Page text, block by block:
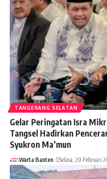
TANGERANG SELATAN
Gelar Peringatan Isra
Tangsel Hadirkan
Syukron Ma’mun
Warta Banten Selasa, 20 Februari